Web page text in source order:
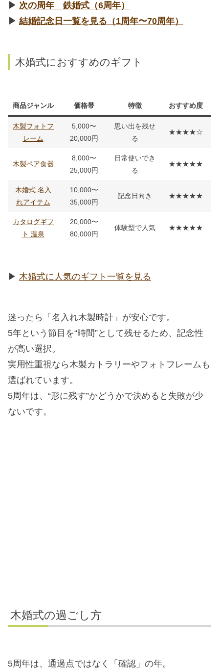
▶︎ 次の周年 鉄婚式（6周年）
▶︎ 結婚記念日一覧を見る（1周年〜70周年）
木婚式におすすめのギフト
商品ジャンル 価格帯 特徴 おすすめ度
木製フォトフ
レーム
5,000〜
20,000円
思い出を残せ
る
★★★★☆
木製ペア食器
8,000〜
25,000円
日常使いでき
る
★★★★★
木婚式 名入
れアイテム
10,000〜
35,000円
記念日向き ★★★★★
カタログギフ
ト 温泉
20,000〜
80,000円
体験型で人気 ★★★★★
▶︎ 木婚式に人気のギフト一覧を見る
迷ったら「名入れ木製時計」が安心です。
5年という節目を“時間”として残せるため、記念性
が高い選択。
実用性重視なら木製カトラリーやフォトフレームも
選ばれています。
5周年は、“形に残す”かどうかで決めると失敗が少
ないです。
木婚式の過ごし方
5周年は、通過点ではなく「確認」の年。